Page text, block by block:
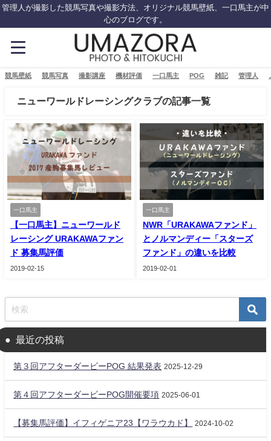
管理人が撮影した競馬写真や撮影方法、オリジナル競馬壁紙、一口馬主が中
心のブログです。
競馬壁紙 競馬写真 撮影講座 機材評価 一口馬主 POG 雑記 管理人
ニューワールドレーシングクラブの記事一覧
一口馬主
【一口馬主】ニューワールド
レーシング URAKAWAファン
ド 募集馬評価
2019-02-15
一口馬主
NWR「URAKAWAファンド」
とノルマンディー「スターズ
ファンド」の違いを比較
2019-02-01
最近の投稿
第３回アフターダービーPOG 結果発表 2025-12-29
第４回アフターダービーPOG開催要項 2025-06-01
【募集馬評価】イフィゲニア23【ワラウカド】 2024-10-02